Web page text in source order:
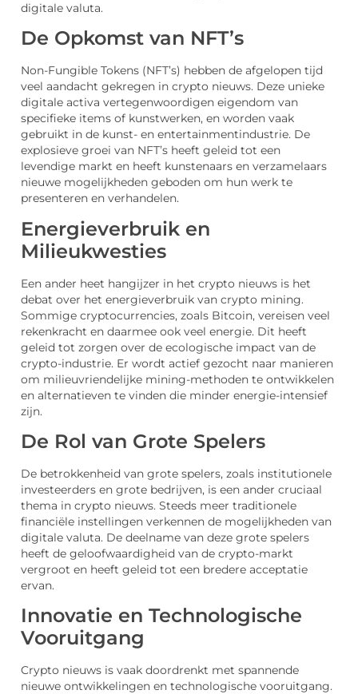
digitale valuta.
De Opkomst van NFT’s
Non-Fungible Tokens (NFT’s) hebben de afgelopen tijd
veel aandacht gekregen in crypto nieuws. Deze unieke
digitale activa vertegenwoordigen eigendom van
specifieke items of kunstwerken, en worden vaak
gebruikt in de kunst- en entertainmentindustrie. De
explosieve groei van NFT’s heeft geleid tot een
levendige markt en heeft kunstenaars en verzamelaars
nieuwe mogelijkheden geboden om hun werk te
presenteren en verhandelen.
Energieverbruik en
Milieukwesties
Een ander heet hangijzer in het crypto nieuws is het
debat over het energieverbruik van crypto mining.
Sommige cryptocurrencies, zoals Bitcoin, vereisen veel
rekenkracht en daarmee ook veel energie. Dit heeft
geleid tot zorgen over de ecologische impact van de
crypto-industrie. Er wordt actief gezocht naar manieren
om milieuvriendelijke mining-methoden te ontwikkelen
en alternatieven te vinden die minder energie-intensief
zijn.
De Rol van Grote Spelers
De betrokkenheid van grote spelers, zoals institutionele
investeerders en grote bedrijven, is een ander cruciaal
thema in crypto nieuws. Steeds meer traditionele
financiële instellingen verkennen de mogelijkheden van
digitale valuta. De deelname van deze grote spelers
heeft de geloofwaardigheid van de crypto-markt
vergroot en heeft geleid tot een bredere acceptatie
ervan.
Innovatie en Technologische
Vooruitgang
Crypto nieuws is vaak doordrenkt met spannende
nieuwe ontwikkelingen en technologische vooruitgang.